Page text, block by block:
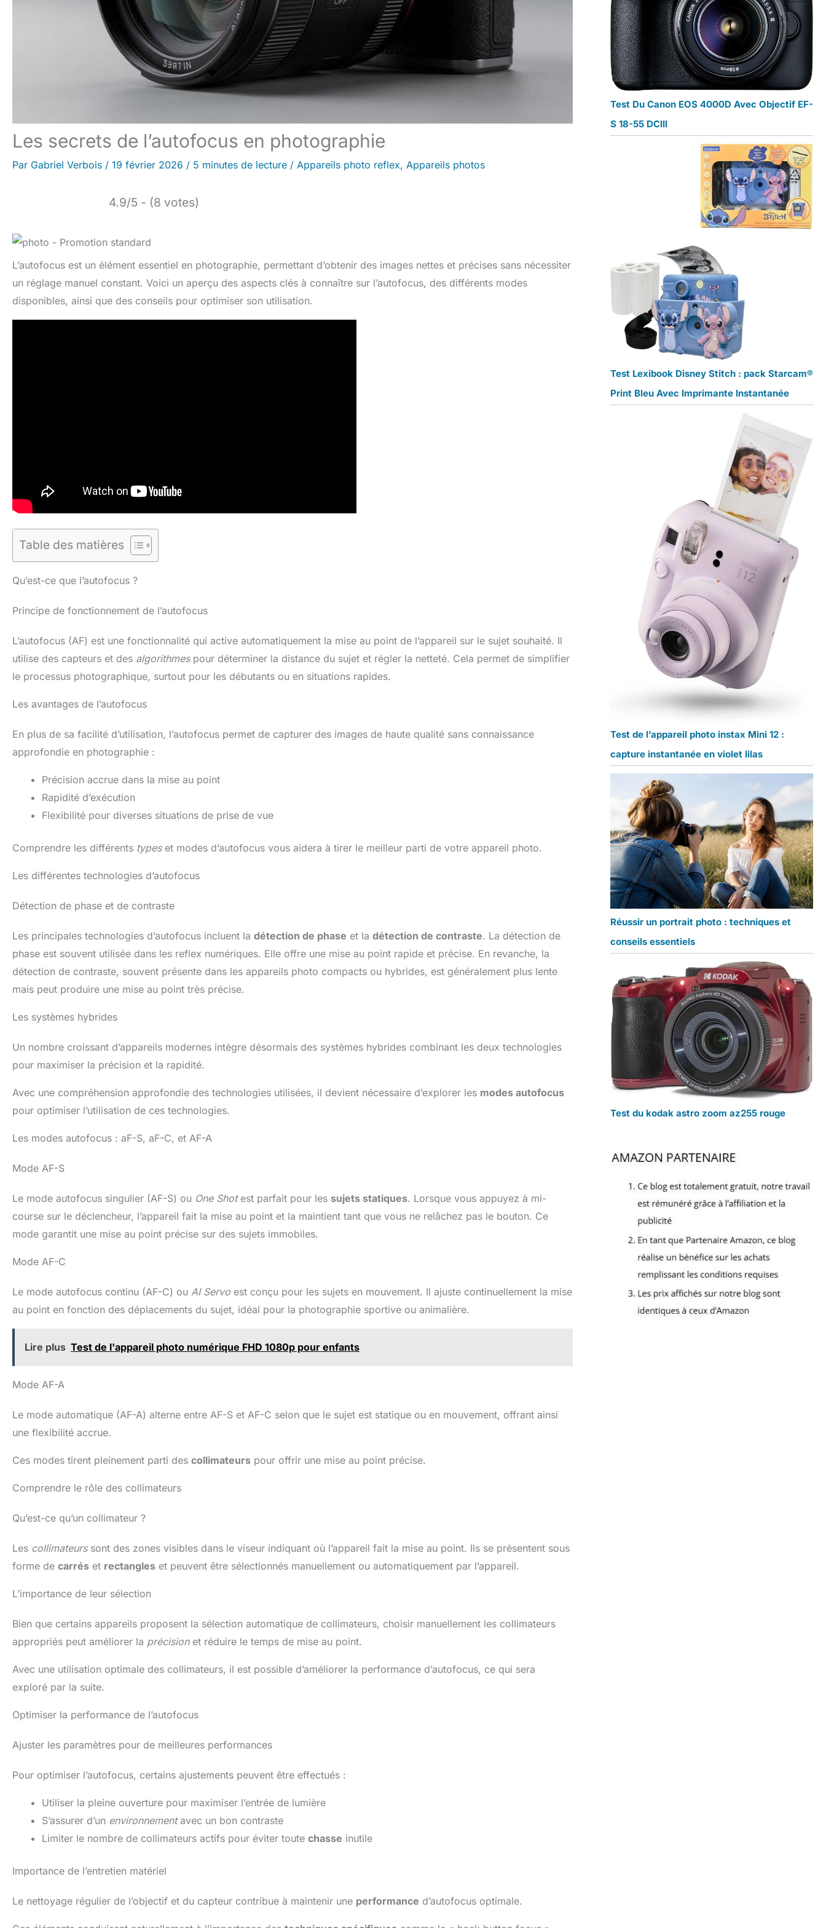
Les secrets de l’autofocus en photographie
Par Gabriel Verbois / 19 février 2026 / 5 minutes de lecture / Appareils photo reflex, Appareils photos
4.9/5 - (8 votes)
L’autofocus est un élément essentiel en photographie, permettant d’obtenir des images nettes et précises sans nécessiter
un réglage manuel constant. Voici un aperçu des aspects clés à connaître sur l’autofocus, des différents modes
disponibles, ainsi que des conseils pour optimiser son utilisation.
Table des matières
Qu’est-ce que l’autofocus ?
Principe de fonctionnement de l’autofocus
L’autofocus (AF) est une fonctionnalité qui active automatiquement la mise au point de l’appareil sur le sujet souhaité. Il
utilise des capteurs et des algorithmespour déterminer la distance du sujet et régler la netteté. Cela permet de simplifier
le processus photographique, surtout pour les débutants ou en situations rapides.
Les avantages de l’autofocus
En plus de sa facilité d’utilisation, l’autofocus permet de capturer des images de haute qualité sans connaissance
approfondie en photographie :
Précision accrue dans la mise au point
Rapidité d’exécution
Flexibilité pour diverses situations de prise de vue
Comprendre les différents typeset modes d’autofocus vous aidera à tirer le meilleur parti de votre appareil photo.
Les différentes technologies d’autofocus
Détection de phase et de contraste
Les principales technologies d’autofocus incluent la détection de phase et la détection de contraste. La détection de
phase est souvent utilisée dans les reflex numériques. Elle offre une mise au point rapide et précise. En revanche, la
détection de contraste, souvent présente dans les appareils photo compacts ou hybrides, est généralement plus lente
mais peut produire une mise au point très précise.
Les systèmes hybrides
Un nombre croissant d’appareils modernes intègre désormais des systèmes hybrides combinant les deux technologies
pour maximiser la précision et la rapidité.
Avec une compréhension approfondie des technologies utilisées, il devient nécessaire d’explorer les modes autofocus
pour optimiser l’utilisation de ces technologies.
Les modes autofocus : aF-S, aF-C, et AF-A
Mode AF-S
Le mode autofocus singulier (AF-S) ou One Shotest parfait pour les sujets statiques. Lorsque vous appuyez à mi-
course sur le déclencheur, l’appareil fait la mise au point et la maintient tant que vous ne relâchez pas le bouton. Ce
mode garantit une mise au point précise sur des sujets immobiles.
Mode AF-C
Le mode autofocus continu (AF-C) ou AI Servo est conçu pour les sujets en mouvement. Il ajuste continuellement la mise
au point en fonction des déplacements du sujet, idéal pour la photographie sportive ou animalière.
Lire plus Test de l'appareil photo numérique FHD 1080p pour enfants
Mode AF-A
Le mode automatique (AF-A) alterne entre AF-S et AF-C selon que le sujet est statique ou en mouvement, offrant ainsi
une flexibilité accrue.
Ces modes tirent pleinement parti des collimateurs pour offrir une mise au point précise.
Comprendre le rôle des collimateurs
Qu’est-ce qu’un collimateur ?
Les collimateurssont des zones visibles dans le viseur indiquant où l’appareil fait la mise au point. Ils se présentent sous
forme de carrés et rectangles et peuvent être sélectionnés manuellement ou automatiquement par l’appareil.
L’importance de leur sélection
Bien que certains appareils proposent la sélection automatique de collimateurs, choisir manuellement les collimateurs
appropriés peut améliorer la précisionet réduire le temps de mise au point.
Avec une utilisation optimale des collimateurs, il est possible d’améliorer la performance d’autofocus, ce qui sera
exploré par la suite.
Optimiser la performance de l’autofocus
Ajuster les paramètres pour de meilleures performances
Pour optimiser l’autofocus, certains ajustements peuvent être effectués :
Utiliser la pleine ouverture pour maximiser l’entrée de lumière
S’assurer d’un environnementavec un bon contraste
Limiter le nombre de collimateurs actifs pour éviter toute chasse inutile
Importance de l’entretien matériel
Le nettoyage régulier de l’objectif et du capteur contribue à maintenir une performance d’autofocus optimale.
Test Du Canon EOS 4000D Avec Objectif EF-
S 18-55 DCIII
Test Lexibook Disney Stitch : pack Starcam®
Print Bleu Avec Imprimante Instantanée
Test de l’appareil photo instax Mini 12 :
capture instantanée en violet lilas
Réussir un portrait photo : techniques et
conseils essentiels
Test du kodak astro zoom az255 rouge